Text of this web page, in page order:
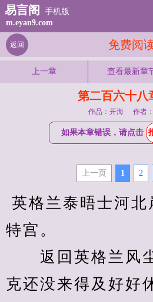
易言阁
手机版
m.eyan9.com
免费阅
返回
上一章 查看最新章
第二百六十八
作品：开海 作者
如果本章错误，请点击
上一页 1 2
特宫。
返回英格兰风尘
克还没来得及好好